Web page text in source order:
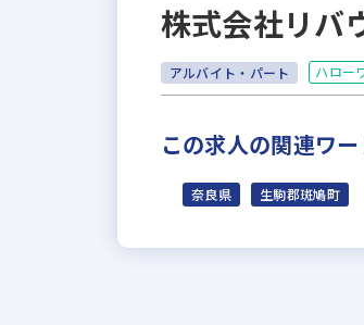
株式会社リバ
アルバイト・パート ハロー
この求人の関連ワー
奈良県 生駒郡斑鳩町